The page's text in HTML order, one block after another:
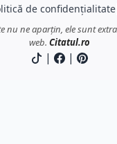
de confidențialitate│
nu ne aparțin, ele sunt
web. Citatul.ro
| |